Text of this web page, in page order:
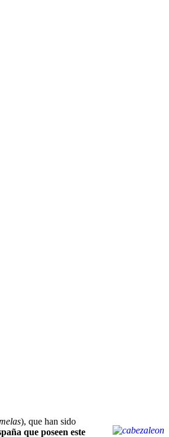
), que han sido
que poseen este